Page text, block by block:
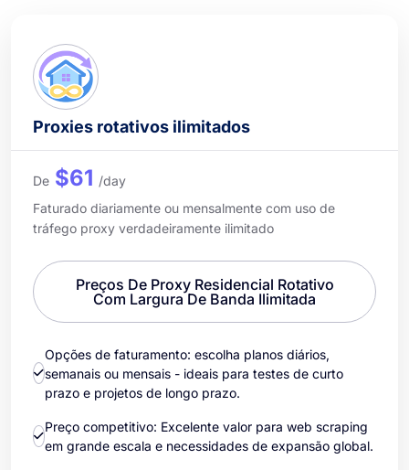
Proxies rotativos ilimitados
De $61 /day
Faturado diariamente ou mensalmente com uso de
tráfego proxy verdadeiramente ilimitado
Preços De Proxy Residencial Rotativo
Com Largura De Banda Ilimitada
Opções de faturamento: escolha planos diários,
semanais ou mensais - ideais para testes de curto
prazo e projetos de longo prazo.
Preço competitivo: Excelente valor para web scraping
em grande escala e necessidades de expansão global.